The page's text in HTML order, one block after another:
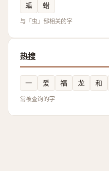
蛌
蚹
与「虫」部相关的字
热搜
一 爱 福 龙 和
常被查询的字